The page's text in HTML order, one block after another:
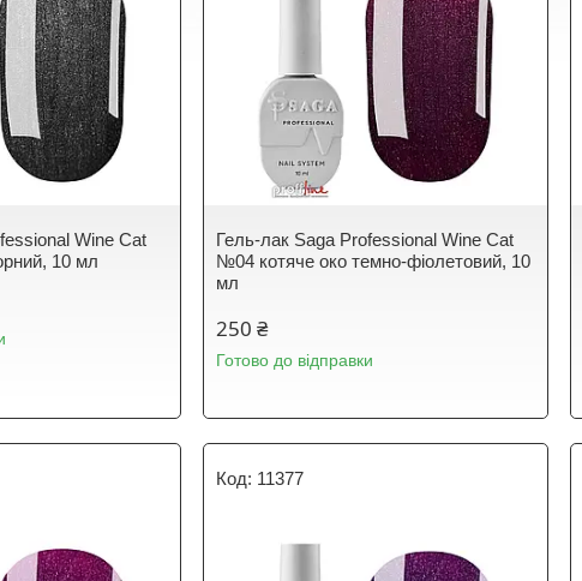
Wine Cat
10 мл
Гель-лак Saga Professional Wine Cat
№04 котяче око темно-фіолетовий, 10
мл
250 ₴
Готово до відправки
11377